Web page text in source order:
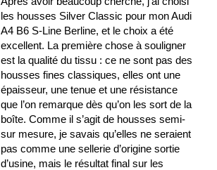
les housses Silver Classic pour mon Audi
A4 B6 S-Line Berline, et le choix a été
excellent. La première chose à souligner
est la qualité du tissu : ce ne sont pas des
housses fines classiques, elles ont une
épaisseur, une tenue et une résistance
que l’on remarque dès qu’on les sort de la
boîte. Comme il s’agit de housses semi-
sur mesure, je savais qu’elles ne seraient
pas comme une sellerie d’origine sortie
d’usine, mais le résultat final sur les